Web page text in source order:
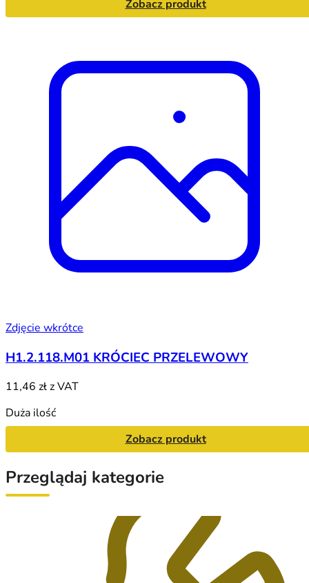
Zobacz produkt
Zdjęcie wkrótce
H1.2.118.M01 KRÓCIEC PRZELEWOWY
11,46 złz VAT
Duża ilość
Zobacz produkt
Przeglądaj kategorie